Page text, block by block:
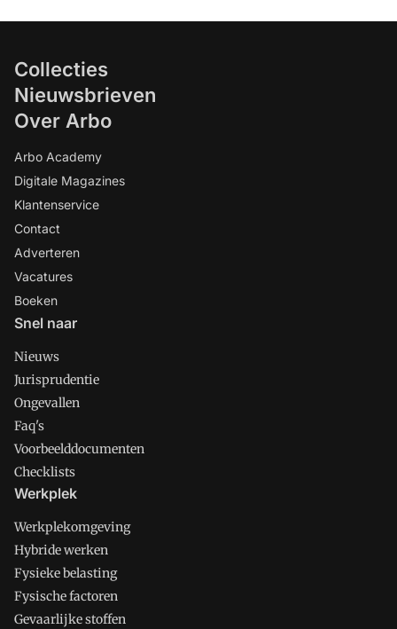
Collecties
Nieuwsbrieven
Over Arbo
Arbo Academy
Digitale Magazines
Klantenservice
Contact
Adverteren
Vacatures
Boeken
Snel naar
Nieuws
Jurisprudentie
Ongevallen
Faq's
Voorbeelddocumenten
Checklists
Werkplek
Werkplekomgeving
Hybride werken
Fysieke belasting
Fysische factoren
Gevaarlijke stoffen